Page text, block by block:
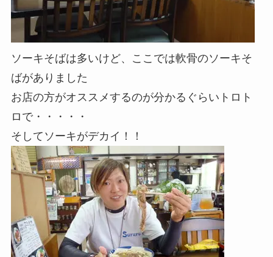
ソーキそばは多いけど、ここでは軟骨のソーキそ
ばがありました
お店の方がオススメするのが分かるぐらいトロト
ロで・・・・・
そしてソーキがデカイ！！